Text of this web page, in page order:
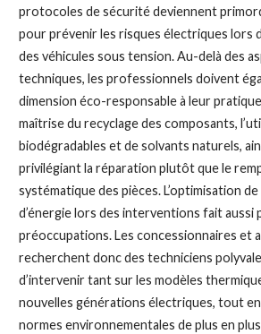
protocoles de sécurité deviennent
pour prévenir les risques électriques lors
des véhicules sous tension. Au-delà des
techniques, les professionnels doivent
dimension éco-responsable à leur
maîtrise du recyclage des composants,
biodégradables et de solvants naturels,
privilégiant la réparation plutôt que le
systématique des pièces. L’optimisation
d’énergie lors des interventions fait aussi
préoccupations. Les concessionnaires et
recherchent donc des techniciens
d’intervenir tant sur les modèles
nouvelles générations électriques, tout
normes environnementales de plus en